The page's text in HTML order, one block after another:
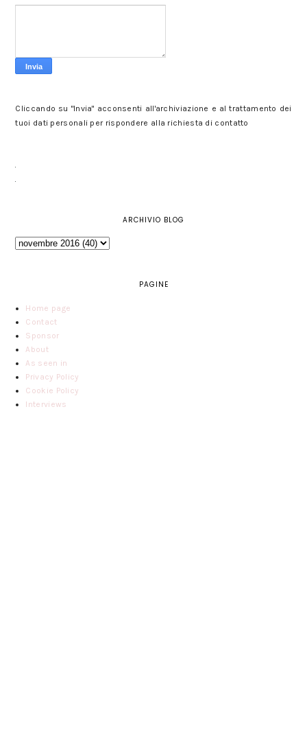
Cliccando su "Invia" acconsenti all'archiviazione e al trattamento dei
tuoi dati personali per rispondere alla richiesta di contatto
ARCHIVIO BLOG
PAGINE
Home page
Contact
Sponsor
About
As seen in
Privacy Policy
Cookie Policy
Interviews